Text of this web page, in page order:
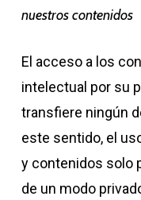
nuestros contenidos
El acceso a los
intelectual por su
transfiere ningún
este sentido, el
y contenidos solo
de un modo